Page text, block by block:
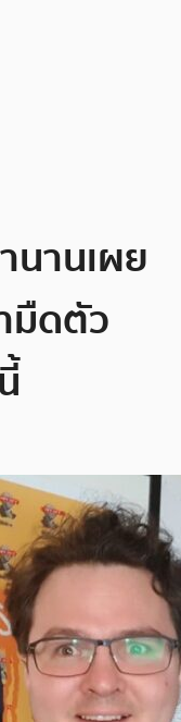
นานเผย
มืดตัว